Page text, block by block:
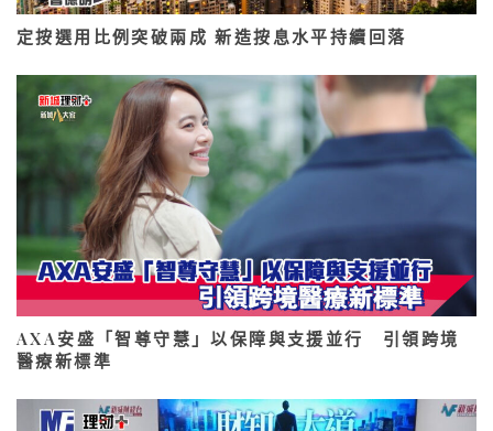
定按選用比例突破兩成 新造按息水平持續回落
AXA安盛「智尊守慧」以保障與支援並行 引領跨境
醫療新標準